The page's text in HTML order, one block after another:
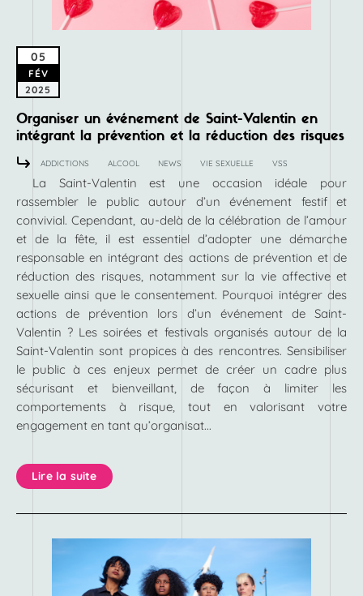
05
FÉV
2025
Organiser un événement de Saint-Valentin en
intégrant la prévention et la réduction des risques
ADDICTIONS ALCOOL NEWS VIE SEXUELLE VSS
La Saint-Valentin est une occasion idéale pour
rassembler le public autour d’un événement festif et
convivial. Cependant, au-delà de la célébration de l’amour
et de la fête, il est essentiel d’adopter une démarche
responsable en intégrant des actions de prévention et de
réduction des risques, notamment sur la vie affective et
sexuelle ainsi que le consentement. Pourquoi intégrer des
actions de prévention lors d’un événement de Saint-
Valentin ? Les soirées et festivals organisés autour de la
Saint-Valentin sont propices à des rencontres. Sensibiliser
le public à ces enjeux permet de créer un cadre plus
sécurisant et bienveillant, de façon à limiter les
comportements à risque, tout en valorisant votre
engagement en tant qu’organisat...
Lire la suite